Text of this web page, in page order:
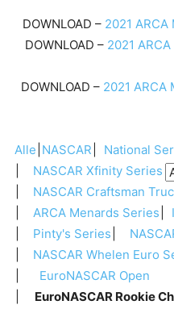
DOWNLOAD – 2021
DOWNLOAD – 2021
DOWNLOAD – 2021 ARCA
Alle NASCAR National
NASCAR Xfinity Series
NASCAR Craftsman
ARCA Menards Series
Pinty's Series
NASCAR Whelen Euro
EuroNASCAR Open
EuroNASCAR Rookie